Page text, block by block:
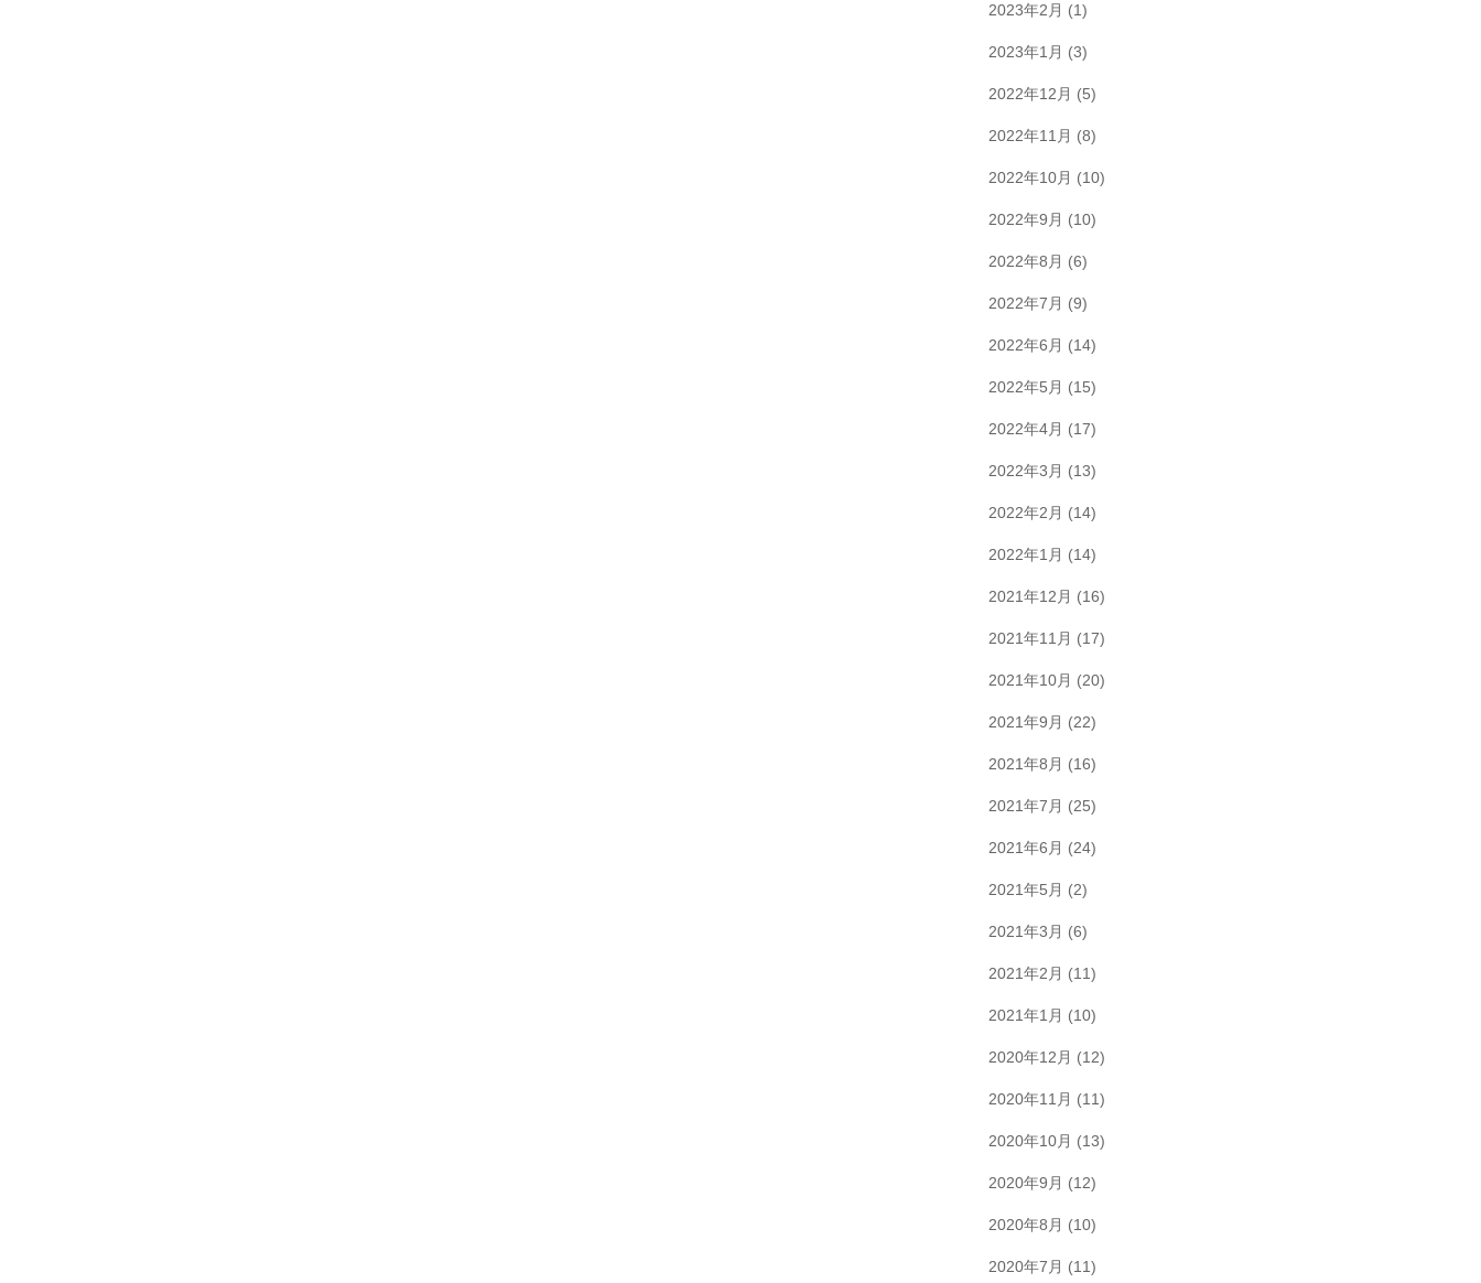
2023年2月 (1)
2023年1月 (3)
2022年12月 (5)
2022年11月 (8)
2022年10月 (10)
2022年9月 (10)
2022年8月 (6)
2022年7月 (9)
2022年6月 (14)
2022年5月 (15)
2022年4月 (17)
2022年3月 (13)
2022年2月 (14)
2022年1月 (14)
2021年12月 (16)
2021年11月 (17)
2021年10月 (20)
2021年9月 (22)
2021年8月 (16)
2021年7月 (25)
2021年6月 (24)
2021年5月 (2)
2021年3月 (6)
2021年2月 (11)
2021年1月 (10)
2020年12月 (12)
2020年11月 (11)
2020年10月 (13)
2020年9月 (12)
2020年8月 (10)
2020年7月 (11)